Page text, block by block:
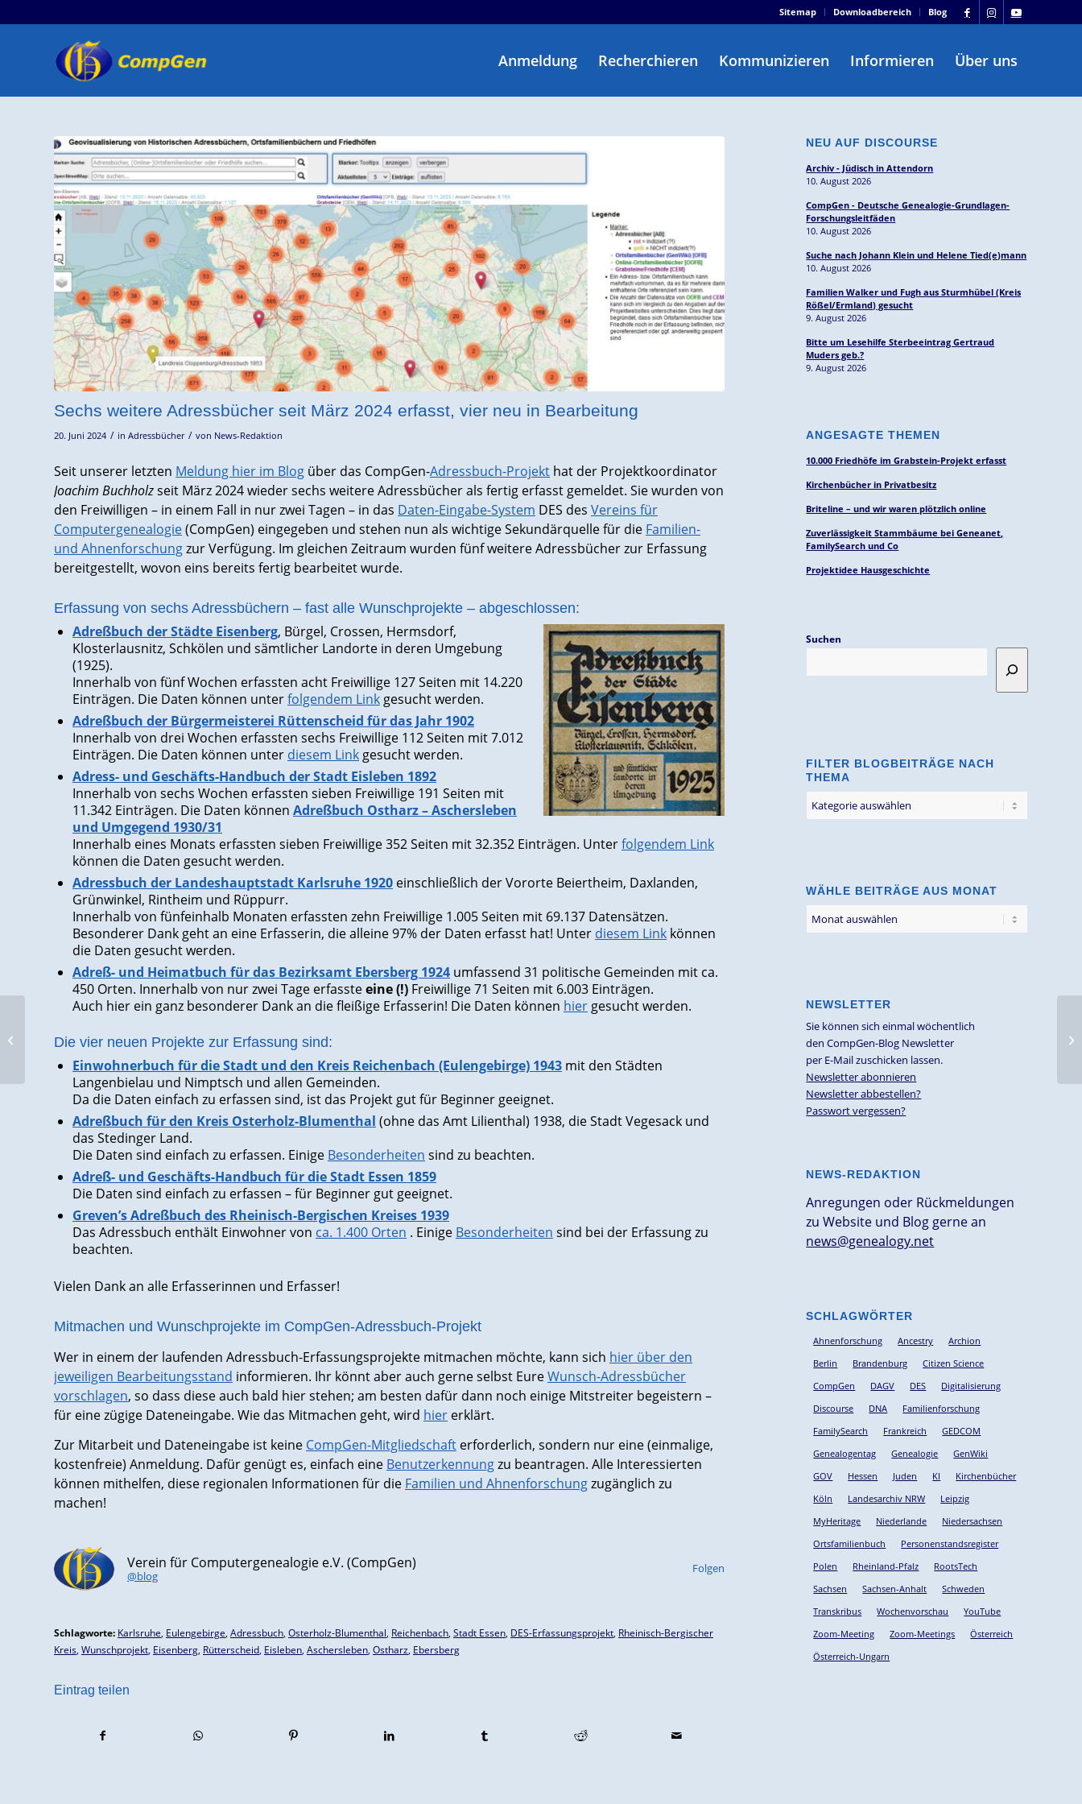
Sitemap Downloadbereich Blog
Anmeldung Recherchieren Kommunizieren Informieren Über uns
Sechs weitere Adressbücher seit März 2024 erfasst, vier neu in Bearbeitung
20. Juni 2024 / in Adressbücher / von News-Redaktion
Seit unserer letzten Meldung hier im Blog über das CompGen-Adressbuch-Projekt hat der Projektkoordinator
Joachim Buchholzseit März 2024 wieder sechs weitere Adressbücher als fertig erfasst gemeldet. Sie wurden von
den Freiwilligen – in einem Fall in nur zwei Tagen – in das Daten-Eingabe-System DES des Vereins für
Computergenealogie(CompGen) eingegeben und stehen nun als wichtige Sekundärquelle für die Familien-
und Ahnenforschungzur Verfügung. Im gleichen Zeitraum wurden fünf weitere Adressbücher zur Erfassung
bereitgestellt, wovon eins bereits fertig bearbeitet wurde.
Erfassung von sechs Adressbüchern – fast alle Wunschprojekte – abgeschlossen:
Adreßbuch der Städte Eisenberg, Bürgel, Crossen, Hermsdorf,
Klosterlausnitz, Schkölen und sämtlicher Landorte in deren Umgebung
(1925).
Innerhalb von fünf Wochen erfassten acht Freiwillige 127 Seiten mit 14.220
Einträgen. Die Daten können unterfolgendem Link gesucht werden.
Adreßbuch der Bürgermeisterei Rüttenscheid für das Jahr 1902
Innerhalb von drei Wochen erfassten sechs Freiwillige 112 Seiten mit 7.012
Einträgen. Die Daten können unter diesem Link gesucht werden.
Adress- und Geschäfts-Handbuch der Stadt Eisleben 1892
Innerhalb von sechs Wochen erfassten sieben Freiwillige 191 Seiten mit
11.342 Einträgen. Die Daten können Adreßbuch Ostharz – Aschersleben
und Umgegend 1930/31
Innerhalb eines Monats erfassten sieben Freiwillige 352 Seiten mit 32.352 Einträgen. Unterfolgendem Link
können die Daten gesucht werden.
Adressbuch der Landeshauptstadt Karlsruhe 1920 einschließlich der Vororte Beiertheim, Daxlanden,
Grünwinkel, Rintheim und Rüppurr.
Innerhalb von fünfeinhalb Monaten erfassten zehn Freiwillige 1.005 Seiten mit 69.137 Datensätzen.
Besonderer Dank geht an eine Erfasserin, die alleine 97% der Daten erfasst hat! Unter diesem Link können
die Daten gesucht werden.
Adreß- und Heimatbuch für das Bezirksamt Ebersberg 1924 umfassend 31 politische Gemeinden mit ca.
450 Orten. Innerhalb von nur zwei Tage erfassteeine (!) Freiwillige 71 Seiten mit 6.003 Einträgen.
Auch hier ein ganz besonderer Dank an die fleißige Erfasserin! Die Daten können hier gesucht werden.
Die vier neuen Projekte zur Erfassung sind:
Einwohnerbuch für die Stadt und den Kreis Reichenbach (Eulengebirge) 1943 mit den Städten
Langenbielau und Nimptsch und allen Gemeinden.
Da die Daten einfach zu erfassen sind, ist das Projekt gut für Beginner geeignet.
Adreßbuch für den Kreis Osterholz-Blumenthal (ohne das Amt Lilienthal) 1938, die Stadt Vegesack und
das Stedinger Land.
Die Daten sind einfach zu erfassen. Einige Besonderheiten sind zu beachten.
Adreß- und Geschäfts-Handbuch für die Stadt Essen 1859
Die Daten sind einfach zu erfassen – für Beginner gut geeignet.
Greven’s Adreßbuch des Rheinisch-Bergischen Kreises 1939
Das Adressbuch enthält Einwohner von ca. 1.400 Orten . Einige Besonderheiten sind bei der Erfassung zu
beachten.
Vielen Dank an alle Erfasserinnen und Erfasser!
Mitmachen und Wunschprojekte im CompGen-Adressbuch-Projekt
Wer in einem der laufenden Adressbuch-Erfassungsprojekte mitmachen möchte, kann sich hier über den
jeweiligen Bearbeitungsstand informieren. Ihr könnt aber auch gerne selbst EureWunsch-Adressbücher
vorschlagen, so dass diese auch bald hier stehen; am besten dafür dann noch einige Mitstreiter begeistern –
für eine zügige Dateneingabe. Wie das Mitmachen geht, wird hier erklärt.
Zur Mitarbeit und Dateneingabe ist keine CompGen-Mitgliedschaft erforderlich, sondern nur eine (einmalige,
kostenfreie) Anmeldung. Dafür genügt es, einfach eine Benutzerkennungzu beantragen. Alle Interessierten
können mithelfen, diese regionalen Informationen für die Familien und Ahnenforschungzugänglich zu
machen!
Verein für Computergenealogie e.V. (CompGen)
@blog
Folgen
Schlagworte: Karlsruhe, Eulengebirge, Adressbuch, Osterholz-Blumenthal, Reichenbach, Stadt Essen, DES-Erfassungsprojekt, Rheinisch-Bergischer
Kreis, Wunschprojekt, Eisenberg, Rütterscheid, Eisleben, Aschersleben, Ostharz, Ebersberg
Eintrag teilen
NEU AUF DISCOURSE
Archiv - Jüdisch in Attendorn
10. August 2026
CompGen - Deutsche Genealogie-Grundlagen-
Forschungsleitfäden
10. August 2026
Suche nach Johann Klein und Helene Tied(e)mann
10. August 2026
Familien Walker und Fugh aus Sturmhübel (Kreis
Rößel/Ermland) gesucht
9. August 2026
Bitte um Lesehilfe Sterbeeintrag Gertraud
Muders geb.?
9. August 2026
ANGESAGTE THEMEN
10.000 Friedhöfe im Grabstein-Projekt erfasst
Kirchenbücher in Privatbesitz
Briteline – und wir waren plötzlich online
Zuverlässigkeit Stammbäume bei Geneanet,
FamilySearch und Co
Projektidee Hausgeschichte
Suchen
FILTER BLOGBEITRÄGE NACH
THEMA
Blogbeiträge
WÄHLE BEITRÄGE AUS MONAT
NEWSLETTER
Sie können sich einmal wöchentlich
den CompGen-Blog Newsletter
per E-Mail zuschicken lassen.
Newsletter abonnieren
Newsletter abbestellen?
Passwort vergessen?
NEWS-REDAKTION
Anregungen oder Rückmeldungen
zu Website und Blog gerne an
news@genealogy.net
SCHLAGWÖRTER
Ahnenforschung Ancestry
Archion
Berlin
Brandenburg
Citizen Science
CompGen
DAGV DES
Digitalisierung
Discourse
DNA
Familienforschung
FamilySearch
Frankreich
GEDCOM
Genealogentag
Genealogie
GenWiki
GOV
Hessen Juden KI
Kirchenbücher
Köln
Landesarchiv NRW
Leipzig
MyHeritage
Niederlande
Niedersachsen
Ortsfamilienbuch
Personenstandsregister
Polen
Rheinland-Pfalz
RootsTech
Sachsen
Sachsen-Anhalt
Schweden
Transkribus
Wochenvorschau
YouTube
Zoom-Meeting
Zoom-Meetings
Österreich
Österreich-Ungarn
besten europäischen